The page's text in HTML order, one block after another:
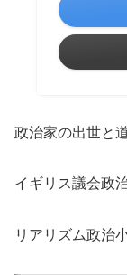
政治家の出世と
イギリス議会政
リアリズム政治